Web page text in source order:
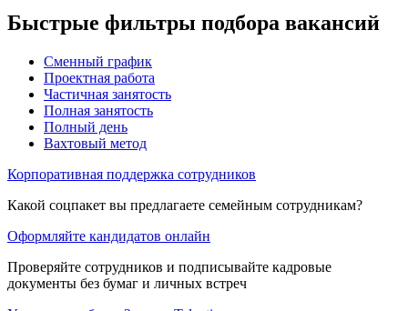
Быстрые фильтры подбора вакансий
Сменный график
Проектная работа
Частичная занятость
Полная занятость
Полный день
Вахтовый метод
Корпоративная поддержка сотрудников
Какой соцпакет вы предлагаете семейным сотрудникам?
Оформляйте кандидатов онлайн
Проверяйте сотрудников и подписывайте кадровые
документы без бумаг и личных встреч